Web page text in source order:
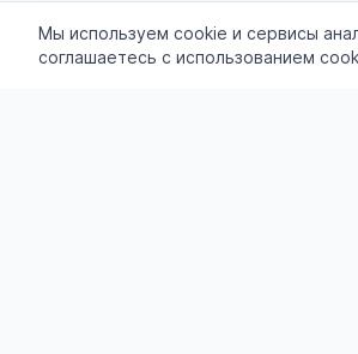
Мы используем cookie и сервисы
соглашаетесь с использованием